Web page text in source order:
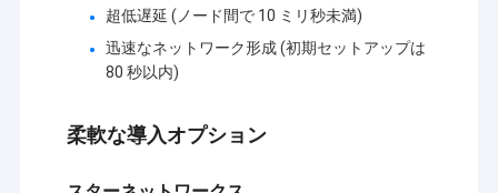
品質管理
連絡 ください
ブログ
超低遅延 (ノード間で 10 ミリ秒未満)
迅速なネットワーク形成 (初期セットアップは
80 秒以内)
柔軟な導入オプション
取り入れ,国内で有名な大学や研究所の力を頼りに現
在,Sinosunは最も先進的なデジタルデータラジオ,スマー
ッピングラジオ,産業用ワイヤレスイーサネットを開発し,
生産しています.ネットワークHDビデオラジオ/モジュー